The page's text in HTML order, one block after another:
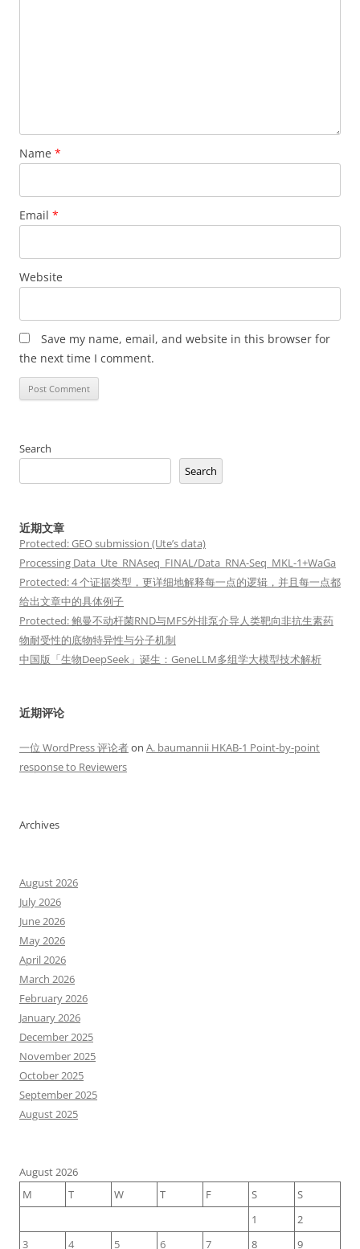
Name *
Email *
Website
Save my name, email, and website in this browser for
the next time I comment.
Search
Search
近期文章
Protected: GEO submission (Ute’s data)
Processing Data_Ute_RNAseq_FINAL/Data_RNA-Seq_MKL-1+WaGa
Protected: 4 个证据类型，更详细地解释每一点的逻辑，并且每一点都
给出文章中的具体例子
Protected: 鲍曼不动杆菌RND与MFS外排泵介导人类靶向非抗生素药
物耐受性的底物特异性与分子机制
中国版「生物DeepSeek」诞生：GeneLLM多组学大模型技术解析
近期评论
一位 WordPress 评论者on A. baumannii HKAB-1 Point-by-point
response to Reviewers
Archives
August 2026
July 2026
June 2026
May 2026
April 2026
March 2026
February 2026
January 2026
December 2025
November 2025
October 2025
September 2025
August 2025
August 2026
M
T W T F S
S
1
2
3
4 5 6 7 8 9